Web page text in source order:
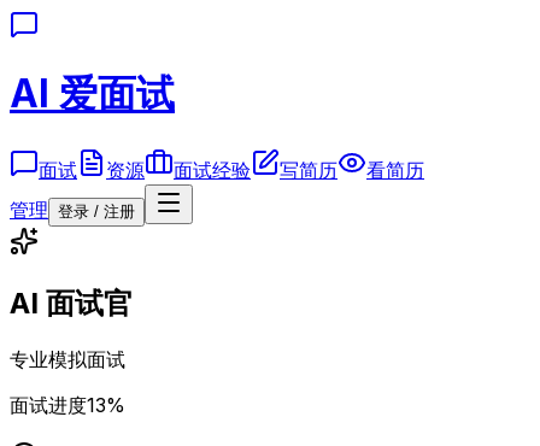
AI 爱面试
面试 资源 面试经验 写简历
看简历
管理 登录 / 注册
AI 面试官
专业模拟面试
面试进度13%